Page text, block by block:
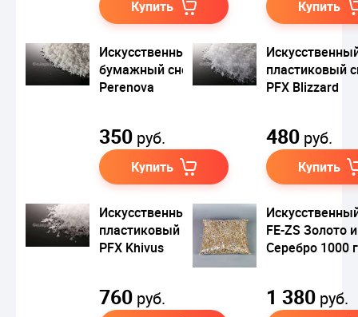
Купить Купить
Искусственный
бумажный снег PFX
Perenova
350 руб.
Купить
пластиковый
PFX Blizzard
480 руб.
Купить
Искусственный
пластиковый снег
PFX Khivus
760 руб.
FE-ZS Золото и
Серебро 1000
1 380 руб.